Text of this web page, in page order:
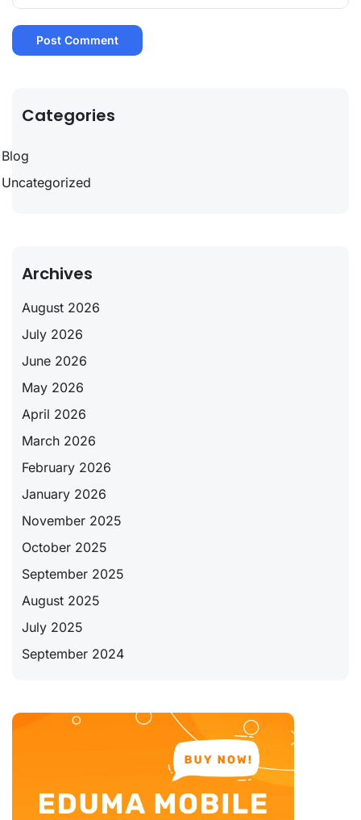
Categories
Blog
Uncategorized
Archives
August 2026
July 2026
June 2026
May 2026
April 2026
March 2026
February 2026
January 2026
November 2025
October 2025
September 2025
August 2025
July 2025
September 2024